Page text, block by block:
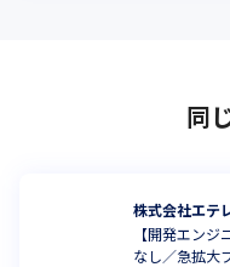
同
株式会社エテ
【開発エン
なし／急拡大